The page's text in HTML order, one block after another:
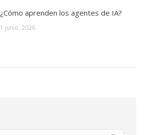
¿Cómo aprenden los agentes de IA?
1 junio, 2026